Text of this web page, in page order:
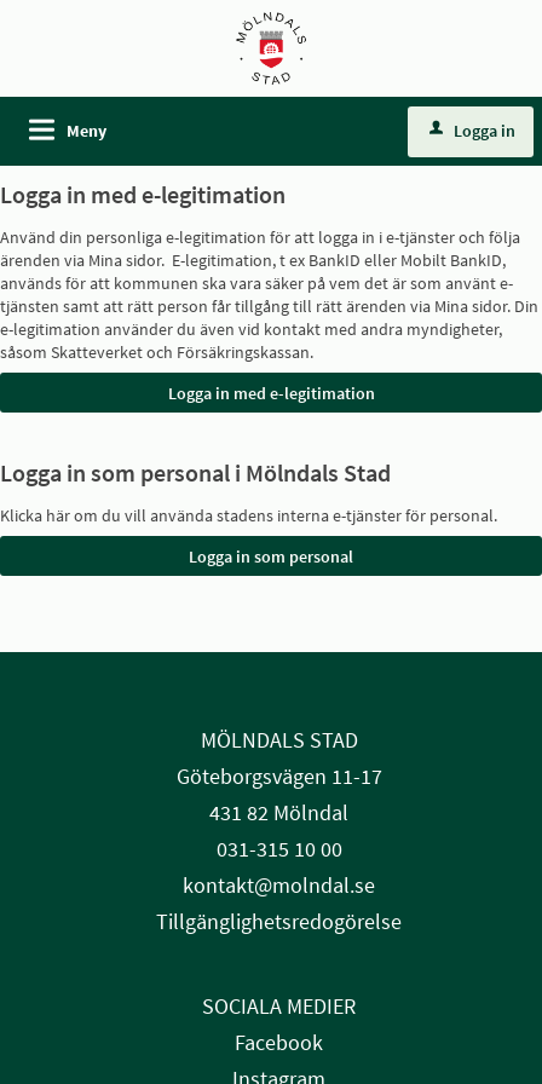
Meny Logga in
Logga in med e-legitimation
Använd din personliga e-legitimation för att logga in i e-tjänster och följa
ärenden via Mina sidor. E-legitimation, t ex BankID eller Mobilt BankID,
används för att kommunen ska vara säker på vem det är som använt e-
tjänsten samt att rätt person får tillgång till rätt ärenden via Mina sidor. Din
e-legitimation använder du även vid kontakt med andra myndigheter,
såsom Skatteverket och Försäkringskassan.
Logga in som personal i Mölndals Stad
Klicka här om du vill använda stadens interna e-tjänster för personal.
MÖLNDALS STAD
Göteborgsvägen 11-17
431 82 Mölndal
031-315 10 00
kontakt@molndal.se
Tillgänglighetsredogörelse
SOCIALA MEDIER
Facebook